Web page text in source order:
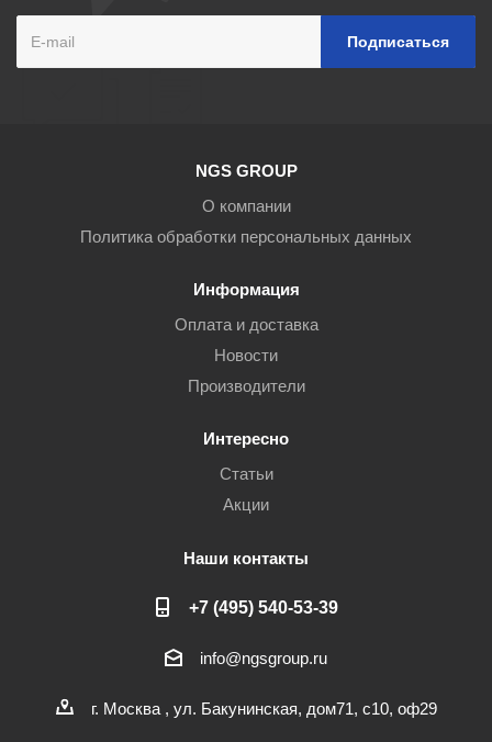
NGS GROUP
О компании
Политика обработки персональных данных
Информация
Оплата и доставка
Новости
Производители
Интересно
Статьи
Акции
Наши контакты
+7 (495) 540-53-39
info@ngsgroup.ru
г. Москва , ул. Бакунинская, дом71, с10, оф29